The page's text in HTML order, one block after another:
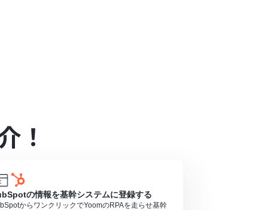
ニプラン・チームプランの場合は設定してい
アプリやブラウザを操作するオペレーション
！
の情報を基幹システムに登録する
からワンクリックでYoomのRPAを走らせ基幹